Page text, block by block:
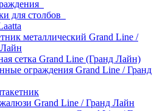
для столбов
металлический Grand Line /
сетка Grand Line (Гранд Лайн)
ограждения Grand Line / Гранд
Grand Line / Гранд Лайн